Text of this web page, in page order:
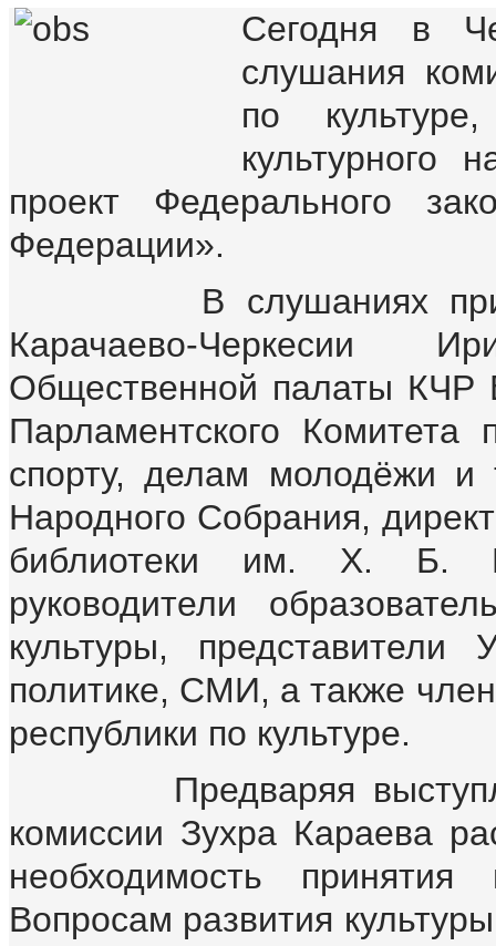
Сегодня в
слушания
по
культурного
проект Федерального
Федерации».
В слушаниях
Карачаево-Черкесии
Общественной палаты КЧР
Парламентского Комитета
спорту, делам молодёжи и
Народного Собрания,
библиотеки им. Х. Б.
руководители
культуры,
политике, СМИ, а также
республики по культуре.
Предваряя
комиссии Зухра Караева
необходимость
Вопросам развития